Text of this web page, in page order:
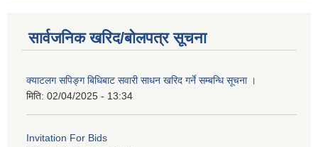
सार्वजनिक खरिद/बोलपत्र सूचना
क्याटलग सपिङ्ग बिधिबाट सवारी साधन खरिद गर्ने सम्बन्धि सूचना ।
मिति: 02/04/2025 - 13:34
Invitation For Bids